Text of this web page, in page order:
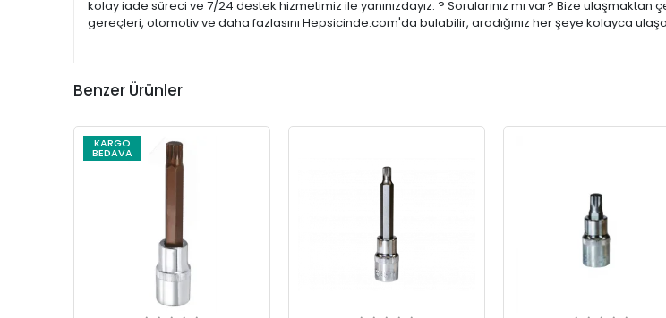
kolay iade süreci ve 7/24 destek hizmetimiz ile yanınızdayız. ? Sorularınız mı var? Bize
gereçleri, otomotiv ve daha fazlasını Hepsicinde.com'da bulabilir, aradığınız her şeye kolayca
Benzer Ürünler
KARGO
BEDAVA